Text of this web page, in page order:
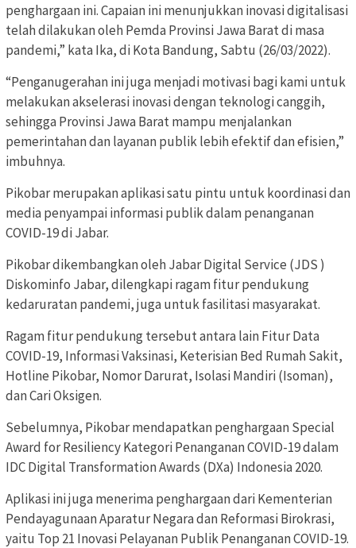
penghargaan ini. Capaian ini menunjukkan inovasi digitalisasi
telah dilakukan oleh Pemda Provinsi Jawa Barat di masa
pandemi,” kata Ika, di Kota Bandung, Sabtu (26/03/2022).
“Penganugerahan ini juga menjadi motivasi bagi kami untuk
melakukan akselerasi inovasi dengan teknologi canggih,
sehingga Provinsi Jawa Barat mampu menjalankan
pemerintahan dan layanan publik lebih efektif dan efisien,”
imbuhnya.
Pikobar merupakan aplikasi satu pintu untuk koordinasi dan
media penyampai informasi publik dalam penanganan
COVID-19 di Jabar.
Pikobar dikembangkan oleh Jabar Digital Service (JDS )
Diskominfo Jabar, dilengkapi ragam fitur pendukung
kedaruratan pandemi, juga untuk fasilitasi masyarakat.
Ragam fitur pendukung tersebut antara lain Fitur Data
COVID-19, Informasi Vaksinasi, Keterisian Bed Rumah Sakit,
Hotline Pikobar, Nomor Darurat, Isolasi Mandiri (Isoman),
dan Cari Oksigen.
Sebelumnya, Pikobar mendapatkan penghargaan Special
Award for Resiliency Kategori Penanganan COVID-19 dalam
IDC Digital Transformation Awards (DXa) Indonesia 2020.
Aplikasi ini juga menerima penghargaan dari Kementerian
Pendayagunaan Aparatur Negara dan Reformasi Birokrasi,
yaitu Top 21 Inovasi Pelayanan Publik Penanganan COVID-19.